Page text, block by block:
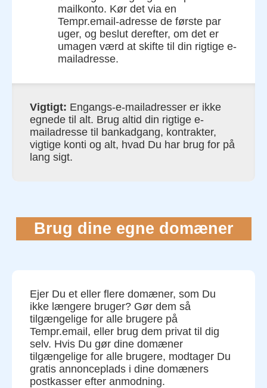
mailkonto. Kør det via en
Tempr.email-adresse de første par
uger, og beslut derefter, om det er
umagen værd at skifte til din rigtige e-
mailadresse.
Vigtigt: Engangs-e-mailadresser er ikke
egnede til alt. Brug altid din rigtige e-
mailadresse til bankadgang, kontrakter,
vigtige konti og alt, hvad Du har brug for på
lang sigt.
Brug dine egne domæner
Ejer Du et eller flere domæner, som Du
ikke længere bruger? Gør dem så
tilgængelige for alle brugere på
Tempr.email, eller brug dem privat til dig
selv. Hvis Du gør dine domæner
tilgængelige for alle brugere, modtager Du
gratis annonceplads i dine domæners
postkasser efter anmodning.